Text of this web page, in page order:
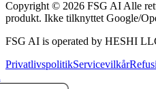
Copyright © 2026 FSG AI Alle
produkt. Ikke tilknyttet Google/
FSG AI is operated by HESHI
PrivatlivspolitikServicevilkår